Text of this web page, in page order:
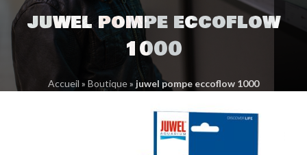
juwel pompe eccoflow
1000
Accueil » Boutique» juwel pompe eccoflow 1000